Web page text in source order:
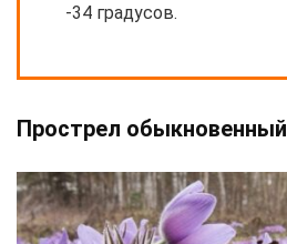
-34 градусов.
Прострел обыкновенный